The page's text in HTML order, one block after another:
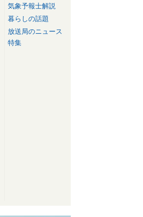
気象予報士解説
暮らしの話題
放送局のニュース
特集